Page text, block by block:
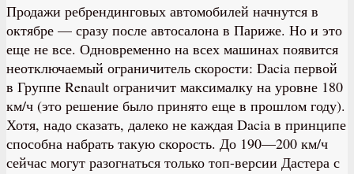
Продажи ребрендинговых автомобилей начнутся в
октябре — сразу после автосалона в Париже. Но и это
еще не все. Одновременно на всех машинах появится
неотключаемый ограничитель скорости: Dacia первой
в Группе Renault ограничит максималку на уровне 180
км/ч (это решение было принято еще в прошлом году).
Хотя, надо сказать, далеко не каждая Dacia в принципе
способна набрать такую скорость. До 190—200 км/ч
сейчас могут разогнаться только топ-версии Дастера с